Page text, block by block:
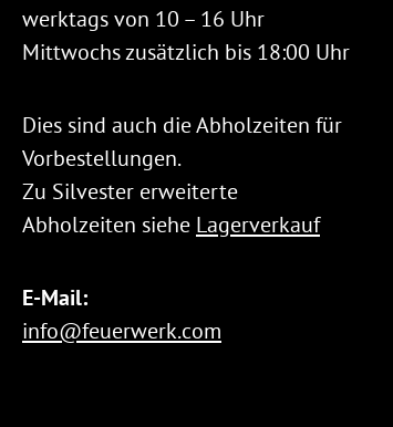
werktags von 10 – 16 Uhr
Mittwochs zusätzlich bis 18:00 Uhr
Dies sind auch die Abholzeiten für
Vorbestellungen.
Zu Silvester erweiterte
Abholzeiten siehe Lagerverkauf
E-Mail:
info@feuerwerk.com